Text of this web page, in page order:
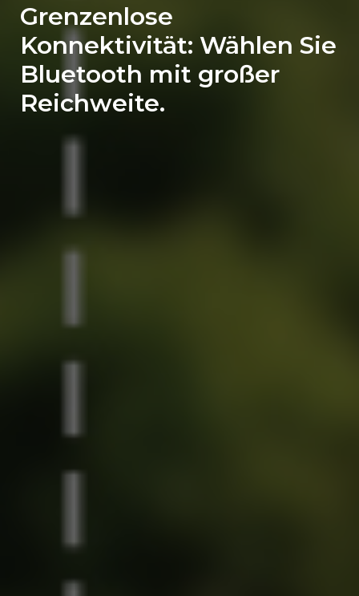
Grenzenlose
Konnektivität: Wählen Sie
Bluetooth mit großer
Reichweite.